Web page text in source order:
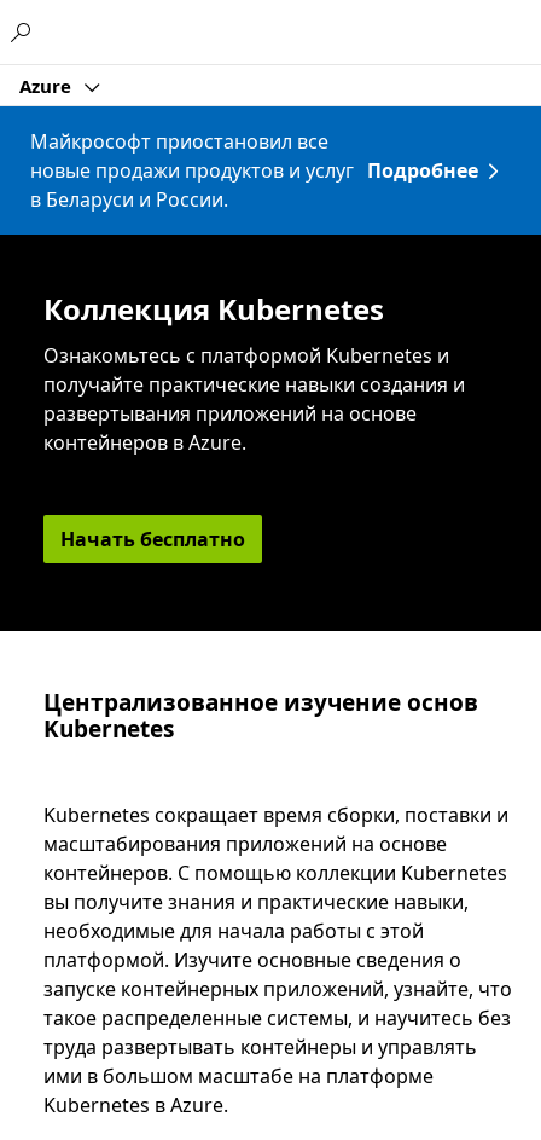
Azure
Майкрософт приостановил все
новые продажи продуктов и услуг
в Беларуси и России.
Подробнее
Коллекция Kubernetes
Ознакомьтесь с платформой Kubernetes и
получайте практические навыки создания и
развертывания приложений на основе
контейнеров в Azure.
Начать бесплатно
Централизованное изучение основ
Kubernetes
Kubernetes сокращает время сборки, поставки и
масштабирования приложений на основе
контейнеров. С помощью коллекции Kubernetes
вы получите знания и практические навыки,
необходимые для начала работы с этой
платформой. Изучите основные сведения о
запуске контейнерных приложений, узнайте, что
такое распределенные системы, и научитесь без
труда развертывать контейнеры и управлять
ими в большом масштабе на платформе
Kubernetes в Azure.